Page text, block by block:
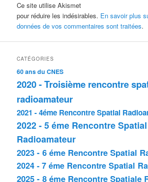
Ce site utilise Akismet
pour réduire les indésirables. En savoir plus
données de vos commentaires sont traitées.
CATÉGORIES
60 ans du CNES
2020 - Troisième rencontre
radioamateur
2021 - 4éme Rencontre Spatial
2022 - 5 éme Rencontre Spatial
Radioamateur
2023 - 6 éme Rencontre Spatial
2024 - 7 éme Rencontre Spatial
2025 - 8 éme Rencontre Spatiale